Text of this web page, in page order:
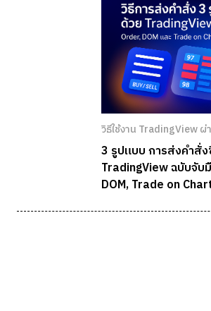
วิธีใช้งาน TradingView
3 รูปแบบ การส่งคำสั่ง
TradingView ฉบับจับ
DOM, Trade on